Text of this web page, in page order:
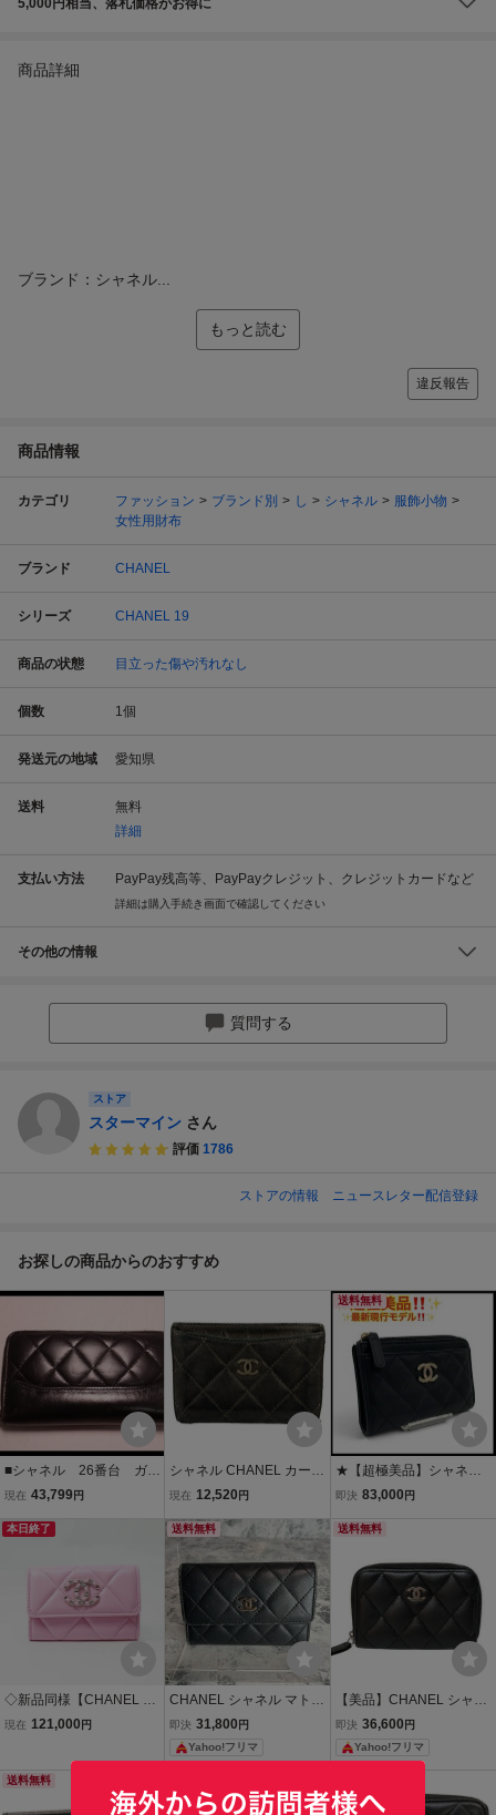
5,000円相当、落札価格がお得に
商品詳細
ブランド：シャネル...
もっと読む
違反報告
商品情報
カテゴリ ファッション ブランド別 し シャネル
服飾小物
女性用財布
ブランド CHANEL
シリーズ CHANEL 19
商品の状態 目立った傷や汚れなし
個数 1個
発送元の地域 愛知県
送料
無料
詳細
支払い方法 PayPay残高等、PayPayクレジット、クレジットカードなど
詳細は購入手続き画面で確認してください
その他の情報
質問する
ストア
スターマイン さん
評価 1786
ストアの情報 ニュースレター配信登録
お探しの商品からのおすすめ
■シャネル 26番台 ガブ
リエル エイジドカー
長財布 CHANEL■0723o
現在 43,799円
シャネル CHANEL カード
ケース マトラッセ ラムス
現在 12,520 円
送料無料
★【超極美品】シャネル
CHANEL ラムスキン マト
ス ゴールド金具 ランダム
即決 83,000 円
本日終了
◇新品同様【CHANEL シ
ャネル】シャネル 19ライ
カードケース AP1790 ピ
ンク/シルバー金具
現在 121,000 円
送料無料
CHANEL シャネル マトラ
ッセ カードケース 黒 ラム
スキン ブラック コインケ
ース ココマーク
即決 31,800 円
Yahoo!フリマ
送料無料
【美品】CHANEL シャネ
ル マトラッセ コイン
ケース 小物入れ ラム
スキン
即決 36,600 円
Yahoo!フリマ
送料無料